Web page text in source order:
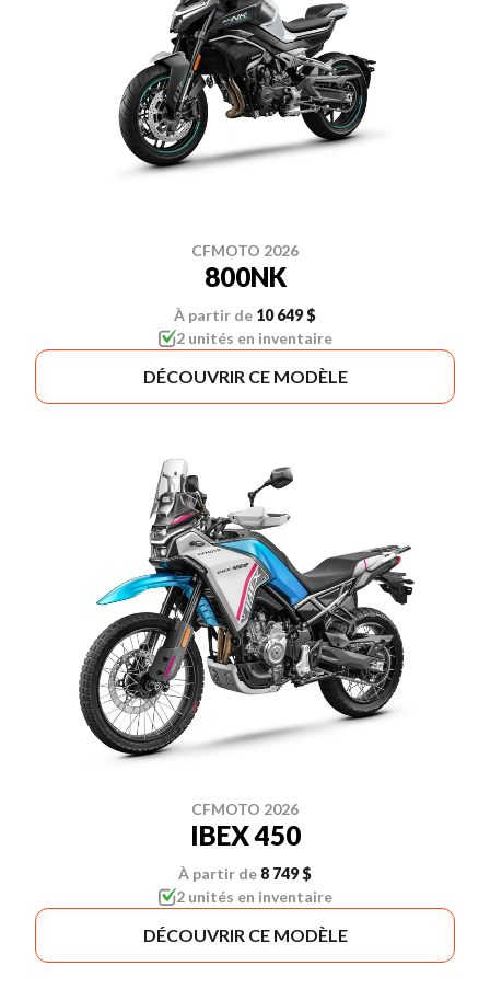
CFMOTO 2026
800NK
À partir de 10 649 $
2 unités en inventaire
DÉCOUVRIR CE MODÈLE
CFMOTO 2026
IBEX 450
À partir de 8 749 $
2 unités en inventaire
DÉCOUVRIR CE MODÈLE